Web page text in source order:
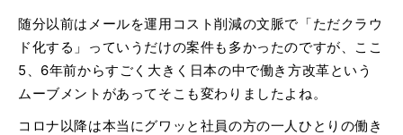
随分以前はメールを運用コスト削減の文脈で「ただクラウ
ド化する」っていうだけの案件も多かったのですが、ここ
5、6年前からすごく大きく日本の中で働き方改革という
ムーブメントがあってそこも変わりましたよね。
コロナ以降は本当にグワッと社員の方の一人ひとりの働き